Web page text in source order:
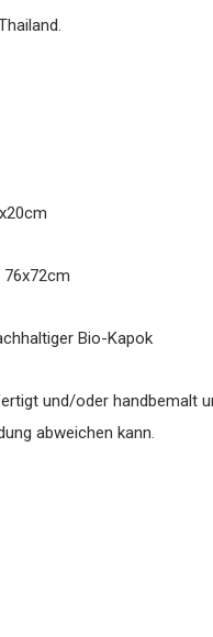
Bio-Kapok
und/oder handbemalt
abweichen kann.